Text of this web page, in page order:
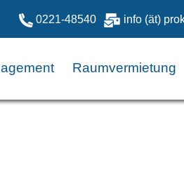
0221-48540 info (ät)
Raumvermietung